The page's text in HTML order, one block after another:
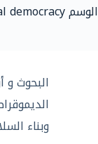
الوسم
البحوث و
وبناء